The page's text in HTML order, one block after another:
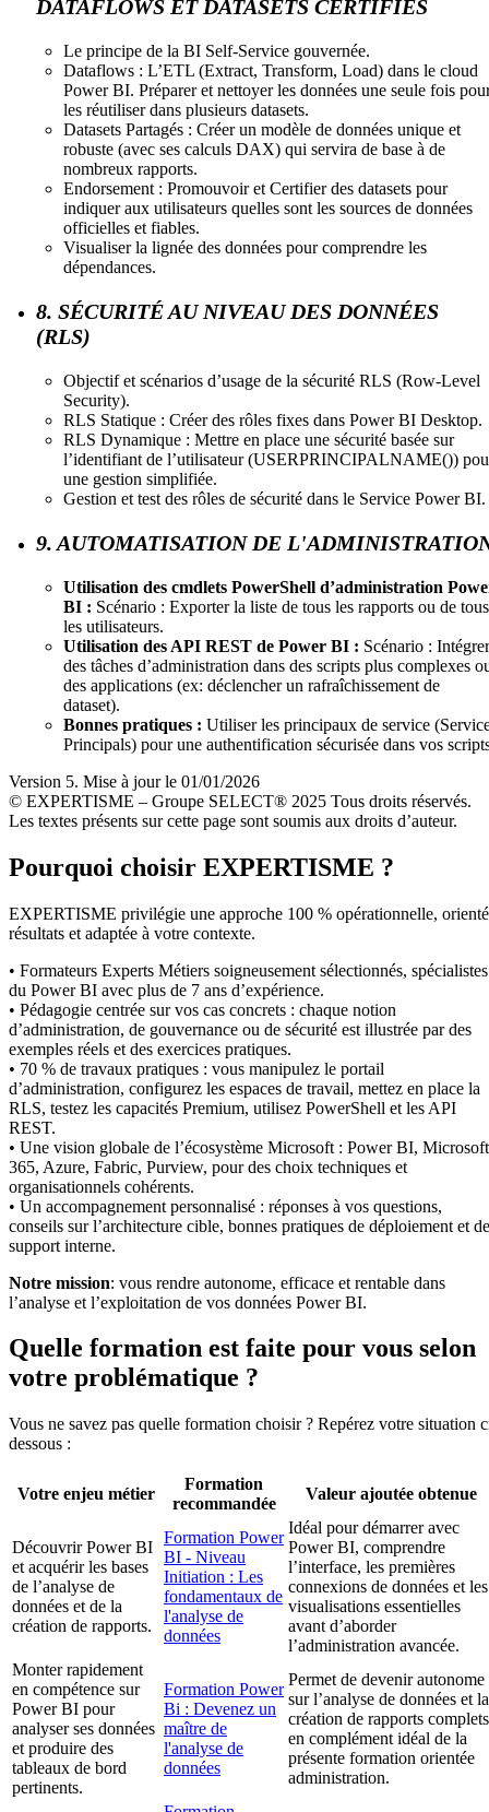
DATAFLOWS ET DATASETS CERTIFIÉS
Le principe de la BI Self-Service gouvernée.
Dataflows : L’ETL (Extract, Transform, Load) dans le cloud
Power BI. Préparer et nettoyer les données une seule fois
les réutiliser dans plusieurs datasets.
Datasets Partagés : Créer un modèle de données unique et
robuste (avec ses calculs DAX) qui servira de base à de
nombreux rapports.
Endorsement : Promouvoir et Certifier des datasets pour
indiquer aux utilisateurs quelles sont les sources de données
officielles et fiables.
Visualiser la lignée des données pour comprendre les
dépendances.
8. SÉCURITÉ AU NIVEAU DES DONNÉES
(RLS)
Objectif et scénarios d’usage de la sécurité RLS (Row-Level
Security).
RLS Statique : Créer des rôles fixes dans Power BI Desktop.
RLS Dynamique : Mettre en place une sécurité basée sur
l’identifiant de l’utilisateur (USERPRINCIPALNAME())
une gestion simplifiée.
Gestion et test des rôles de sécurité dans le Service Power BI.
9. AUTOMATISATION DE
Utilisation des cmdlets PowerShell d’administration
BI : Scénario : Exporter la liste de tous les rapports ou de tous
les utilisateurs.
Utilisation des API REST de Power BI : Scénario : Intégrer
des tâches d’administration dans des scripts plus complexes
des applications (ex: déclencher un rafraîchissement de
dataset).
Bonnes pratiques : Utiliser les principaux de service
Principals) pour une authentification sécurisée dans vos
Version 5. Mise à jour le 01/01/2026
© EXPERTISME – Groupe SELECT® 2025 Tous droits réservés.
Les textes présents sur cette page sont soumis aux droits d’auteur.
Pourquoi choisir EXPERTISME ?
EXPERTISME privilégie une approche 100 % opérationnelle,
résultats et adaptée à votre contexte.
• Formateurs Experts Métiers soigneusement sélectionnés, spécialistes
du Power BI avec plus de 7 ans d’expérience.
• Pédagogie centrée sur vos cas concrets : chaque notion
d’administration, de gouvernance ou de sécurité est illustrée par des
exemples réels et des exercices pratiques.
• 70 % de travaux pratiques : vous manipulez le portail
d’administration, configurez les espaces de travail, mettez en place la
RLS, testez les capacités Premium, utilisez PowerShell et les API
REST.
• Une vision globale de l’écosystème Microsoft : Power BI, Microsoft
365, Azure, Fabric, Purview, pour des choix techniques et
organisationnels cohérents.
• Un accompagnement personnalisé : réponses à vos questions,
conseils sur l’architecture cible, bonnes pratiques de déploiement et de
support interne.
Notre mission: vous rendre autonome, efficace et rentable dans
l’analyse et l’exploitation de vos données Power BI.
Quelle formation est faite pour vous selon
votre problématique ?
Vous ne savez pas quelle formation choisir ? Repérez votre situation
dessous :
Votre enjeu métier
Formation
recommandée
Valeur ajoutée obtenue
Découvrir Power BI
et acquérir les bases
de l’analyse de
données et de la
création de rapports.
Formation Power
BI - Niveau
Initiation : Les
fondamentaux de
l'analyse de
données
Idéal pour démarrer avec
Power BI, comprendre
l’interface, les premières
connexions de données et les
visualisations essentielles
avant d’aborder
l’administration avancée.
Monter rapidement
en compétence sur
Power BI pour
analyser ses données
et produire des
tableaux de bord
pertinents.
Formation Power
Bi : Devenez un
maître de
l'analyse de
données
Permet de devenir autonome
sur l’analyse de données et la
création de rapports
en complément idéal de la
présente formation orientée
administration.